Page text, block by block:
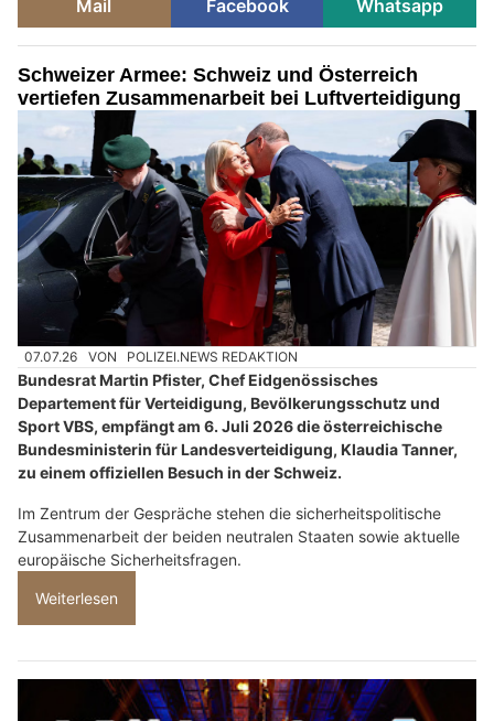
Mail Facebook Whatsapp
Schweizer Armee: Schweiz und Österreich
vertiefen Zusammenarbeit bei Luftverteidigung
07.07.26 VON POLIZEI.NEWS REDAKTION
Bundesrat Martin Pfister, Chef Eidgenössisches
Departement für Verteidigung, Bevölkerungsschutz und
Sport VBS, empfängt am 6. Juli 2026 die österreichische
Bundesministerin für Landesverteidigung, Klaudia Tanner,
zu einem offiziellen Besuch in der Schweiz.
Im Zentrum der Gespräche stehen die sicherheitspolitische
Zusammenarbeit der beiden neutralen Staaten sowie aktuelle
europäische Sicherheitsfragen.
Weiterlesen